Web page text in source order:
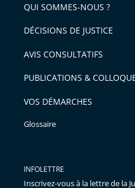
QUI SOMMES-NOUS ?
DÉCISIONS DE JUSTICE
AVIS CONSULTATIFS
PUBLICATIONS &
VOS DÉMARCHES
Glossaire
INFOLETTRE
Inscrivez-vous à la lettre de la